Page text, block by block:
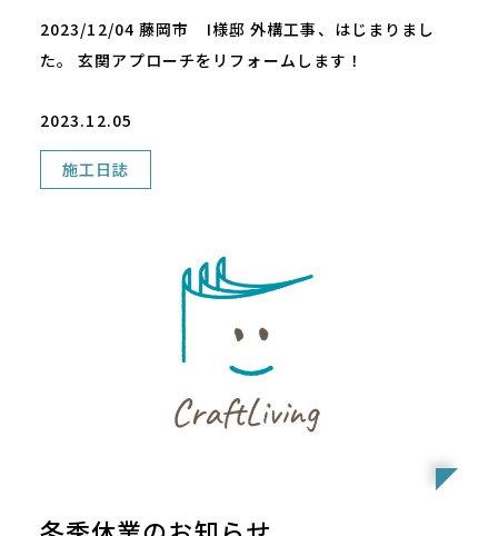
2023/12/04 藤岡市 I様邸 外構工事、はじまりまし
た。 玄関アプローチをリフォームします！
2023.12.05
施工日誌